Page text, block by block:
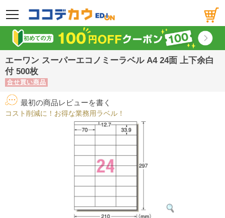
メニュー
エーワン スーパーエコノミーラベル A4 24面 上下余白
付 500枚
合せ買い商品
最初の商品レビューを書く
コスト削減に！お得な業務用ラベル！